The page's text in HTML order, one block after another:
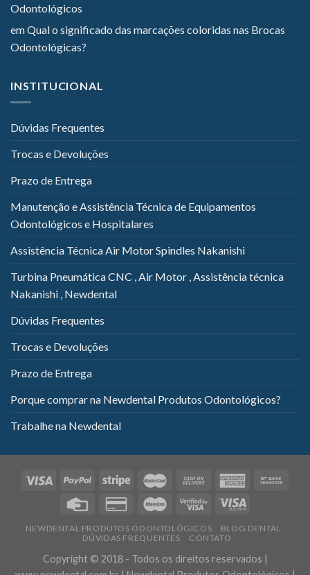
Odontológicos
emQual o significado das marcações coloridas nas Brocas
Odontológicas?
INSTITUCIONAL
Dúvidas Frequentes
Trocas e Devoluções
Prazo de Entrega
Manutenção e Assistência Técnica de Equipamentos
Odontológicos e Hospitalares
Assistência Técnica Air Motor Spindles Nakanishi
Turbina Pneumática CNC , Air Motor , Assistência técnica
Nakanishi , Newdental
Dúvidas Frequentes
Trocas e Devoluções
Prazo de Entrega
Porque comprar na Newdental Produtos Odontológicos?
Trabalhe na Newdental
NEWDENTAL PRODUTOS ODONTOLÓGICOS
BLOG DENTAL
DÚVIDAS FREQUENTES
CONTATO
Copyright © 2018 - Todos os direitos reservados |